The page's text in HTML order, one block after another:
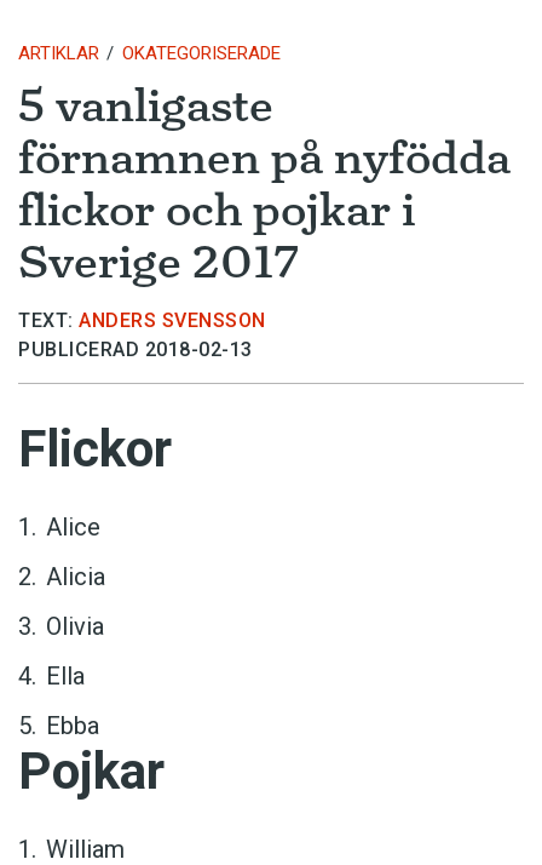
ARTIKLAR OKATEGORISERADE
5 vanligaste
förnamnen på nyfödda
flickor och pojkar i
Sverige 2017
TEXT: ANDERS SVENSSON
PUBLICERAD 2018-02-13
Flickor
Alice
Alicia
Olivia
Ella
Ebba
Pojkar
William